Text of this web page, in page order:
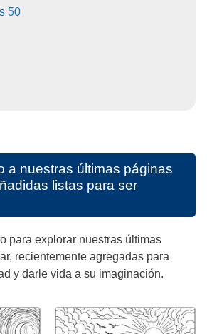
50
a nuestras últimas páginas
listas para ser
para explorar nuestras últimas
recientemente agregadas para
y darle vida a su imaginación.